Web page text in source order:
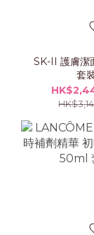
SK-II 護膚潔
套